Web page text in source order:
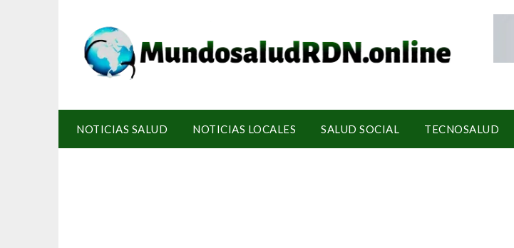
NOTICIAS SALUD NOTICIAS LOCALES SALUD SOCIAL TECNOSALUD